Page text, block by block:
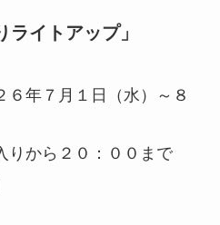
イトアップ」
年７月１日（水）～８
から２０：００まで